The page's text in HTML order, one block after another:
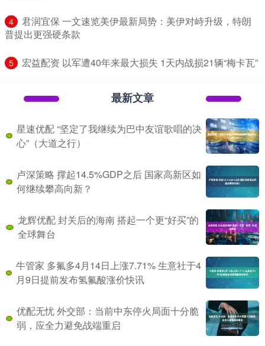
4
​君润宜保 一文速览美伊最新局势：美伊对峙升级，特朗
普提出更强硬条款
5 ​宏益配资 以军遭40年来最大损失 1天内战损21辆“梅卡瓦”
最新文章
星速优配 “坚定了我继续为巴中友谊歌唱的决
心”（大道之行）
卢深策略 撑起14.5%GDP之后 国家高新区如
何继续攀高向新？
龙辉优配 封关后的海南 搭起一个更“好买”的
全球舞台
牛管家 多氟多4月14日上涨7.71% 生意社于4
月9日提前发布氢氟酸涨价快讯
优配无忧 外交部：当前中东停火局面十分脆
弱，应全力避免战端重启